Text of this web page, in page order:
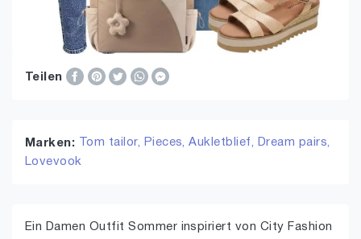
Teilen
Marken: Tom tailor, Pieces,Aukletblief, Dream pairs,
Lovevook
Ein Damen Outfit Sommer inspiriert von City Fashion